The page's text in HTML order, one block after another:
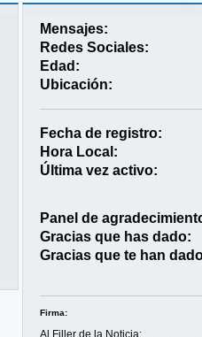
Mensajes:
Redes Sociales:
Edad:
Ubicación:
Fecha de registro:
Hora Local:
Última vez activo:
Panel de
Gracias que has dado:
Gracias que te han
Firma:
Al Filler de la Noticia: